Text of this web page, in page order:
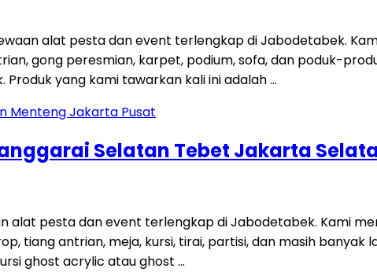
alat pesta dan event terlengkap di Jabodetabek.
gong peresmian, karpet, podium, sofa, dan poduk-
yang kami tawarkan kali ini adalah …
Selatan Tebet Jakarta
alat pesta dan event terlengkap di Jabodetabek. Kami
tiang antrian, meja, kursi, tirai, partisi, dan masih
ghost acrylic atau ghost …